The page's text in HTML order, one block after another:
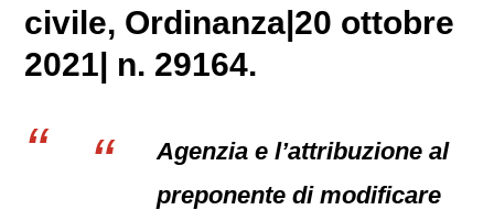
civile, Ordinanza|20 ottobre
2021| n. 29164.
Agenzia e l’attribuzione al
preponente di modificare